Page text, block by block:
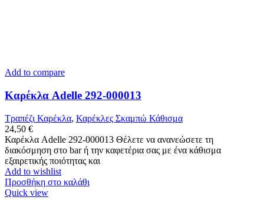
Add to compare
Καρέκλα Adelle 292-000013
Τραπέζι Καρέκλα, Καρέκλες Σκαμπώ Κάθισμα
24,50 €
Καρέκλα Adelle 292-000013 Θέλετε να ανανεώσετε τη
διακόσμηση στο bar ή την καφετέρια σας με ένα κάθισμα
εξαιρετικής ποιότητας και
Add to wishlist
Προσθήκη στο καλάθι
Quick view